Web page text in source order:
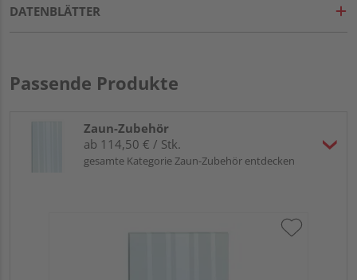
DATENBLÄTTER
Passende Produkte
Zaun-Zubehör
ab 114,50 € / Stk.
gesamte Kategorie Zaun-Zubehör entdecken